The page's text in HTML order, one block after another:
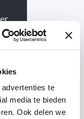
te
media te bieden
Ook delen we